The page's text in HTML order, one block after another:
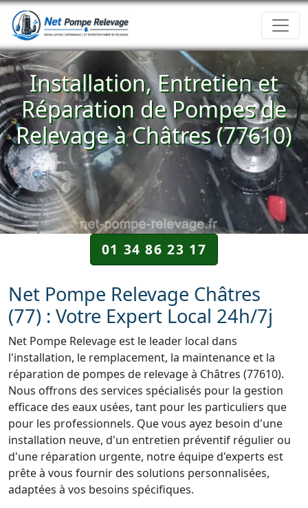
Installation, Entretien et
Réparation de Pompes de
Relevage à Châtres (77610)
01 34 86 23 17
Net Pompe Relevage Châtres
(77) : Votre Expert Local 24h/7j
Net Pompe Relevage est le leader local dans
l'installation, le remplacement, la maintenance et la
réparation de pompes de relevage à Châtres (77610).
Nous offrons des services spécialisés pour la gestion
efficace des eaux usées, tant pour les particuliers que
pour les professionnels. Que vous ayez besoin d'une
installation neuve, d'un entretien préventif régulier ou
d'une réparation urgente, notre équipe d'experts est
prête à vous fournir des solutions personnalisées,
adaptées à vos besoins spécifiques.